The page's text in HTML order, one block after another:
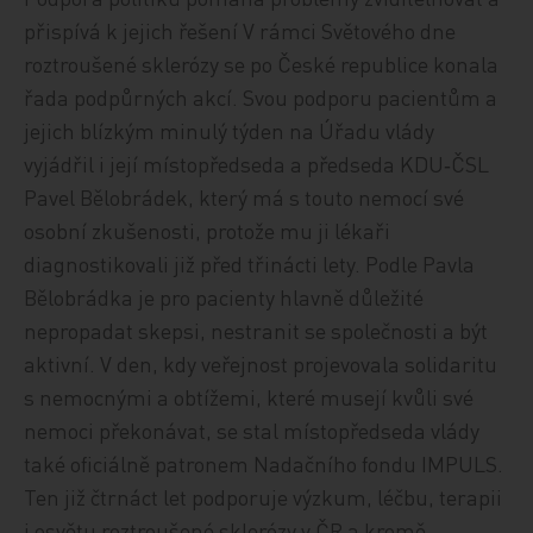
přispívá k jejich řešení V rámci Světového dne
roztroušené sklerózy se po České republice konala
řada podpůrných akcí. Svou podporu pacientům a
jejich blízkým minulý týden na Úřadu vlády
vyjádřil i její místopředseda a předseda KDU‑ČSL
Pavel Bělobrádek, který má s touto nemocí své
osobní zkušenosti, protože mu ji lékaři
diagnostikovali již před třinácti lety. Podle Pavla
Bělobrádka je pro pacienty hlavně důležité
nepropadat skepsi, nestranit se společnosti a být
aktivní. V den, kdy veřejnost projevovala solidaritu
s nemocnými a obtížemi, které musejí kvůli své
nemoci překonávat, se stal místopředseda vlády
také oficiálně patronem Nadačního fondu IMPULS.
Ten již čtrnáct let podporuje výzkum, léčbu, terapii